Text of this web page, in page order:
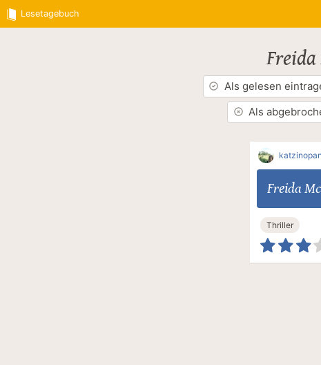
Lesetagebuch
Freida
Als gelesen
Als
Freida
Thriller